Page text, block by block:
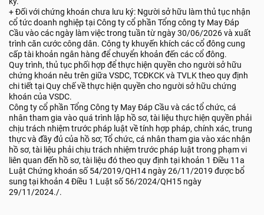
+ Đối với chứng khoán chưa lưu ký: Người sở hữu làm thủ tục nhận
cổ tức doanh nghiệp tại Công ty cổ phần Tổng công ty May Đáp
Cầu vào các ngày làm việc trong tuần từ ngày 30/06/2026 và xuất
trình căn cước công dân. Công ty khuyến khích các cổ đông cung
cấp tài khoản ngân hàng để chuyển khoản đến các cổ đông.
Quy trình, thủ tục phối hợp để thực hiện quyền cho người sở hữu
chứng khoán nêu trên giữa VSDC, TCĐKCK và TVLK theo quy định
chi tiết tại Quy chế về thực hiện quyền cho người sở hữu chứng
khoán của VSDC.
Công ty cổ phần Tổng Công ty May Đáp Cầu và các tổ chức, cá
nhân tham gia vào quá trình lập hồ sơ, tài liệu thực hiện quyền phải
chịu trách nhiệm trước pháp luật về tính hợp pháp, chính xác, trung
thực và đầy đủ của hồ sơ; Tổ chức, cá nhân tham gia vào xác nhận
hồ sơ, tài liệu phải chịu trách nhiệm trước pháp luật trong phạm vi
liên quan đến hồ sơ, tài liệu đó theo quy định tại khoản 1 Điều 11a
Luật Chứng khoán số 54/2019/QH14 ngày 26/11/2019 được bổ
sung tại khoản 4 Điều 1 Luật số 56/2024/QH15 ngày
29/11/2024./.